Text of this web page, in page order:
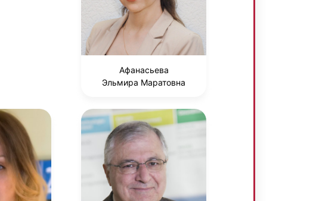
Афанасьева
Эльмира Маратовна